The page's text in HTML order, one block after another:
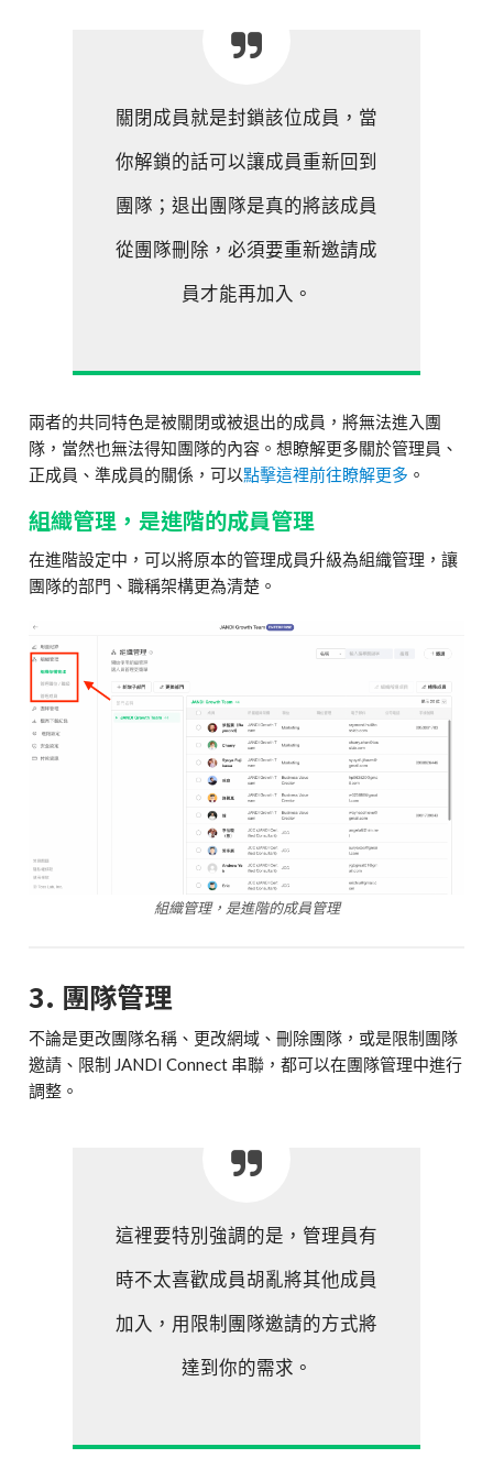
關閉成員就是封鎖該位成員，當
你解鎖的話可以讓成員重新回到
團隊；退出團隊是真的將該成員
從團隊刪除，必須要重新邀請成
員才能再加入。
兩者的共同特色是被關閉或被退出的成員，將無法進入團
隊，當然也無法得知團隊的內容。想瞭解更多關於管理員、
正成員、準成員的關係，可以點擊這裡前往瞭解更多 。
組織管理，是進階的成員管理
在進階設定中，可以將原本的管理成員升級為組織管理，讓
團隊的部門、職稱架構更為清楚。
組織管理，是進階的成員管理
3. 團隊管理
不論是更改團隊名稱、更改網域、刪除團隊，或是限制團隊
邀請、限制 JANDI Connect 串聯，都可以在團隊管理中進行
調整。
這裡要特別強調的是，管理員有
時不太喜歡成員胡亂將其他成員
加入，用限制團隊邀請的方式將
達到你的需求。